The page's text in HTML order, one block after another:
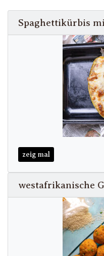
Spaghettikürbis
zeig mal
westafrikanische